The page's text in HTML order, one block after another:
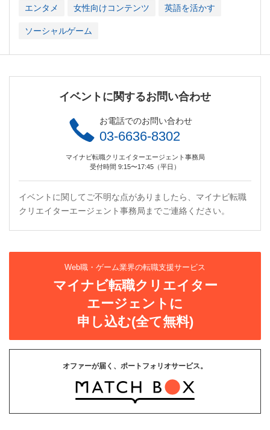
エンタメ 女性向けコンテンツ 英語を活かす
ソーシャルゲーム
イベントに関するお問い合わせ
お電話でのお問い合わせ
03-6636-8302
マイナビ転職クリエイターエージェント事務局
受付時間 9:15〜17:45（平日）
イベントに関してご不明な点がありましたら、マイナビ転職
クリエイターエージェント事務局までご連絡ください。
Web職・ゲーム業界の転職支援サービス
マイナビ転職クリエイター
エージェントに
申し込む(全て無料)
オファーが届く、ポートフォリオサービス。